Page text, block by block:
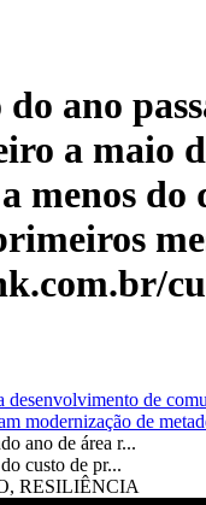
ano
a maio
menos
desenvolvimento de
modernização de
ano de área r...
custo de pr...
RESILIÊNCIA